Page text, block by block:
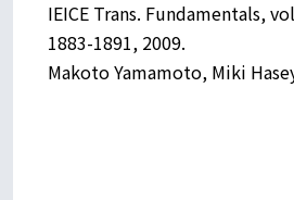
IEICE Trans. Fundamentals,
1883-1891, 2009.
Makoto Yamamoto, Miki